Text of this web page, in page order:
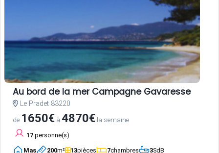
Au bord de la mer Campagne Gavaresse
Le Pradet 83220
de 1650€ à 4870€ la semaine
17 personne(s)
Mas 200m² 13pièces 7chambres 3SdB